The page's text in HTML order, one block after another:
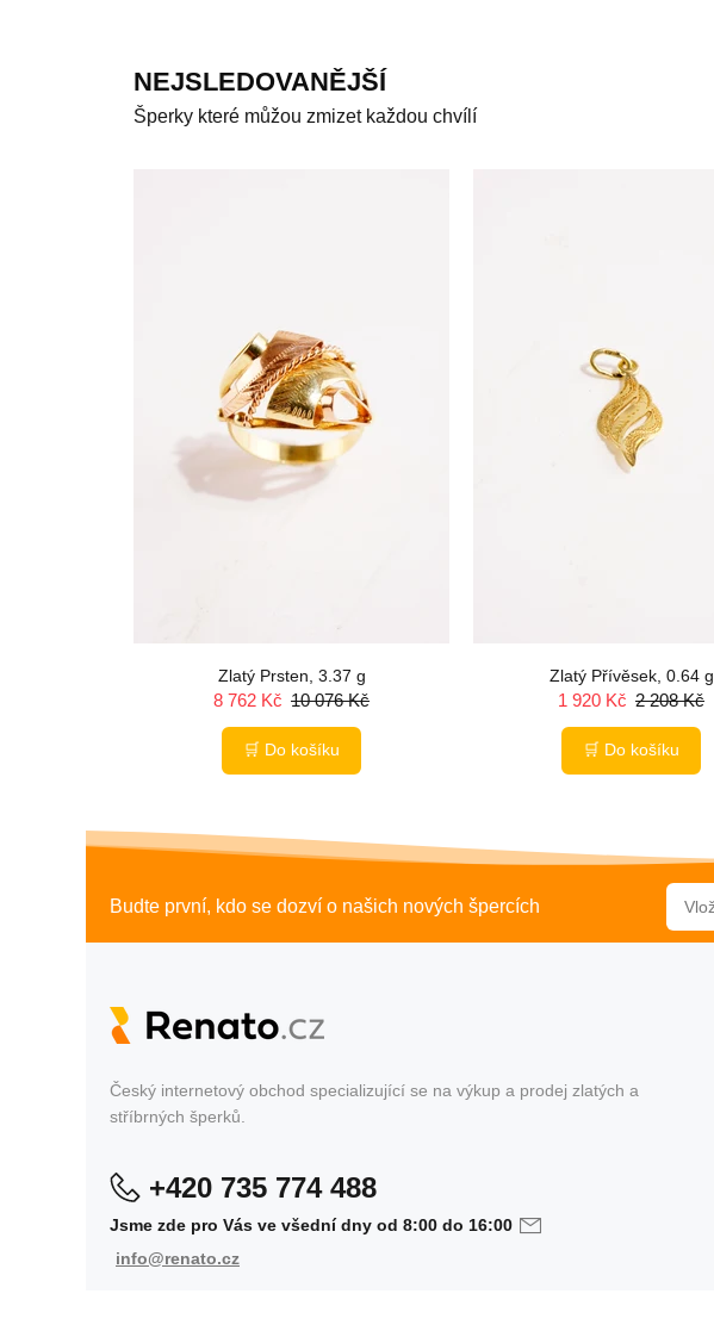
NEJSLEDOVANĚJŠÍ
Šperky které můžou zmizet každou chvílí
Zlatý Prsten, 3.37 g
8 762 Kč 10 076 Kč
🛒 Do košíku
Zlatý Přívěsek, 0.64 g
1 920 Kč 2 208 Kč
🛒 Do košíku
Budte první, kdo se dozví o našich nových špercích
Český internetový obchod specializující se na výkup a prodej zlatých a
stříbrných šperků.
+420 735 774 488
Jsme zde pro Vás ve všední dny od 8:00 do 16:00
info@renato.cz